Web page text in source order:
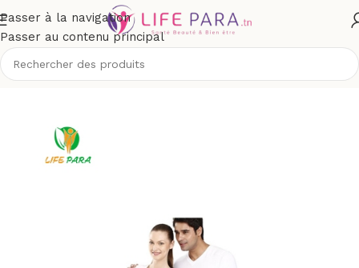
Passer à la navigation
Passer au contenu principal
Accueil/Boutique/Matériel médical/Mobilité